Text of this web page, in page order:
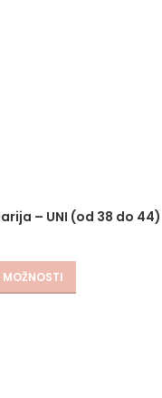
– UNI (od 38 do 44)
MOŽNOSTI